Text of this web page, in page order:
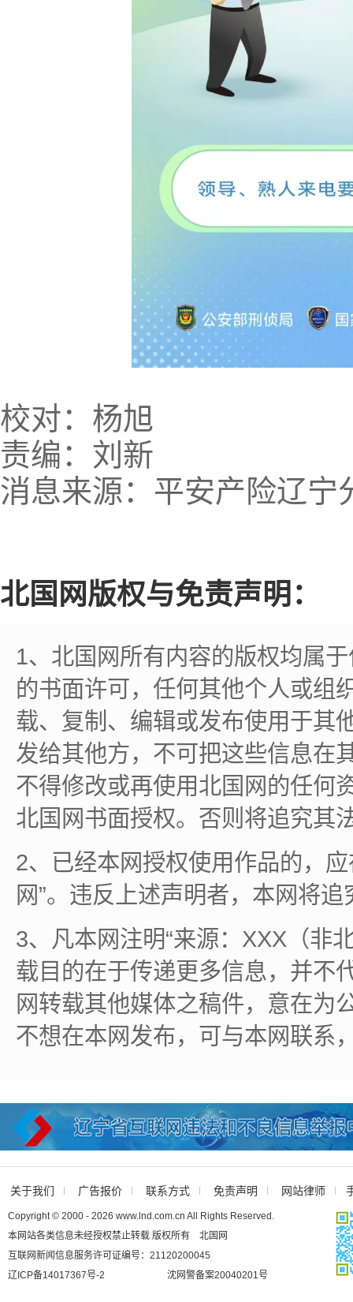
校对：杨旭
责编：刘新
消息来源：平安产险
北国网版权与免责声明：
1、北国网所有内容的版权均属
的书面许可，任何其他个人或组
载、复制、编辑或发布使用于其
发给其他方，不可把这些信息在
不得修改或再使用北国网的任何
北国网书面授权。否则将追究其
2、已经本网授权使用作品的，
网”。违反上述声明者，本网将
3、凡本网注明“来源：XXX（非
载目的在于传递更多信息，并不
网转载其他媒体之稿件，意在为
不想在本网发布，可与本网联系
关于我们 广告报价 联系方式 免责声明 网站律师
Copyright © 2000 - 2026 www.lnd.com.cn All Rights Reserved.
本网站各类信息未经授权禁止转载 版权所有 北国网
互联网新闻信息服务许可证编号：21120200045
辽ICP备14017367号-2
沈网警备案20040201号